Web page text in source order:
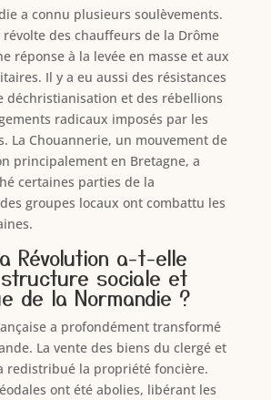
a connu plusieurs soulèvements.
des chauffeurs de la Drôme
réponse à la levée en masse et aux
Il y a eu aussi des résistances
déchristianisation et des rébellions
radicaux imposés par les
La Chouannerie, un mouvement de
principalement en Bretagne, a
certaines parties de la
groupes locaux ont combattu les
Révolution a-t-elle
sociale et
de la Normandie ?
a profondément transformé
La vente des biens du clergé et
redistribué la propriété foncière.
ont été abolies, libérant les